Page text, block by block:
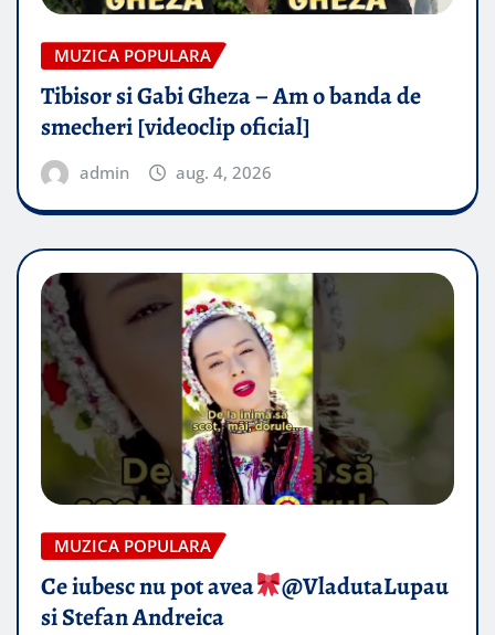
MUZICA POPULARA
Tibisor si Gabi Gheza – Am o banda de
smecheri [videoclip oficial]
admin aug. 4, 2026
MUZICA POPULARA
Ce iubesc nu pot avea
​@VladutaLupau
si Stefan Andreica